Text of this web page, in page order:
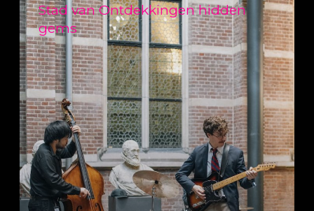
Stad van Ontdekkingen hidden
gems